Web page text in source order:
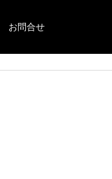
お問合せ